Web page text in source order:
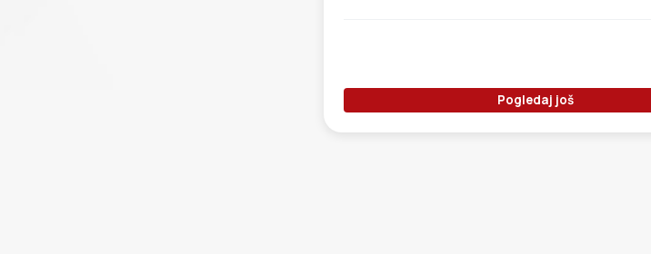
Pogledaj još